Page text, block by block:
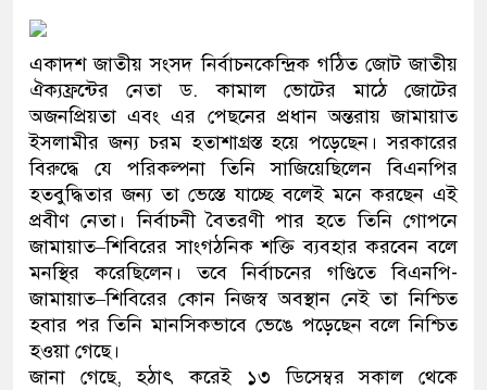
সিল-স্বাক্ষর জালিয়াতি চক্রের পাঁচ
উদ্ধার
জনগণ পরিবর্তন চেয়েছে বলেই
প্রধানমন্ত্রী
মিরপুর মডেল থানার অভিযানে
মাদক কারবারি গ্রেফতার
একাদশ জাতীয় সংসদ নির্বাচনকেন্দ্রিক গঠিত জোট জাতীয়
ঐক্যফ্রন্টের নেতা ড. কামাল ভোটের মাঠে জোটের
অজনপ্রিয়তা এবং এর পেছনের প্রধান অন্তরায় জামায়াত
ইসলামীর জন্য চরম হতাশাগ্রস্ত হয়ে পড়েছেন। সরকারের
বিরুদ্ধে যে পরিকল্পনা তিনি সাজিয়েছিলেন বিএনপির
হতবুদ্ধিতার জন্য তা ভেস্তে যাচ্ছে বলেই মনে করছেন এই
প্রবীণ নেতা। নির্বাচনী বৈতরণী পার হতে তিনি গোপনে
জামায়াত–শিবিরের সাংগঠনিক শক্তি ব্যবহার করবেন বলে
মনস্থির করেছিলেন। তবে নির্বাচনের গণ্ডিতে বিএনপি-
জামায়াত–শিবিরের কোন নিজস্ব অবস্থান নেই তা নিশ্চিত
হবার পর তিনি মানসিকভাবে ভেঙে পড়েছেন বলে নিশ্চিত
হওয়া গেছে।
জানা গেছে, হঠাৎ করেই ১৩ ডিসেম্বর সকাল থেকে